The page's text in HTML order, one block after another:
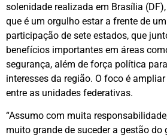
solenidade realizada em Brasília
que é um orgulho estar a frente de
participação de sete estados, que
benefícios importantes em áreas
segurança, além de força política
interesses da região. O foco é
entre as unidades federativas.
“Assumo com muita
muito grande de suceder a gestão do